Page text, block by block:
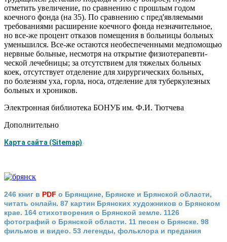
отметить увеличение, по сравнению с прошлым годом
коечного фонда (на 35). По сравнению с пред'являемыми
требованиями расширение коечного фонда незначительное,
но все-же процент отказов помещения в больницы больных
уменьшился. Все-же остаются необеспеченными медпомощью
нервные больные, несмотря на открытие физиотерапевти-
ческой лечебницы; за отсутствием для тяжелых больных
коек, отсутствует отделение для хирургических больных,
по болезням уха, горла, носа, отделение для туберкулезных
больных и хроников.
Электронная библиотека БОНУБ им. Ф.И. Тютчева
Дополнительно
Карта сайта (Sitemap)
246 книг в PDF о Брянщине, Брянске и Брянской области,
читать онлайн. 87 картин Брянских художников о Брянском
крае. 164 стихотворения о Брянской земле. 1126
фотографий о Брянской области. 11 песен о Брянске. 98
фильмов и видео. 53 легенды, фольклора и предания